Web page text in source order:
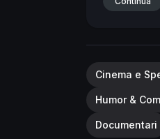
Cinema e
Humor &
Documentari